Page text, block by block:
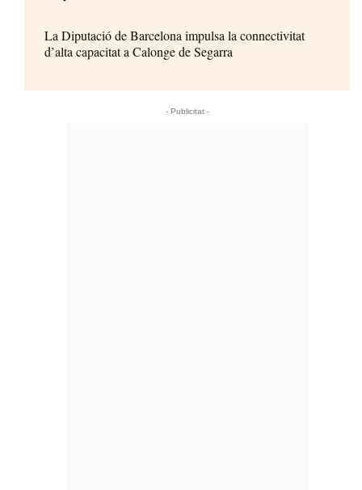
La Diputació de Barcelona impulsa la connectivitat
d’alta capacitat a Calonge de Segarra
- Publicitat -